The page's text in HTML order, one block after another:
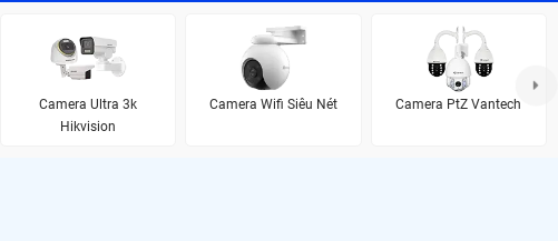
Camera Ultra 3k
Hikvision
Camera Wifi Siêu Nét Camera PtZ Vantech